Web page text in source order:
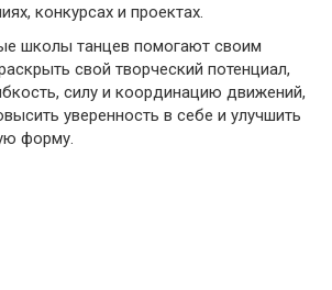
конкурсах и проектах.
школы танцев помогают своим
свой творческий потенциал,
силу и координацию движений,
уверенность в себе и улучшить
форму.